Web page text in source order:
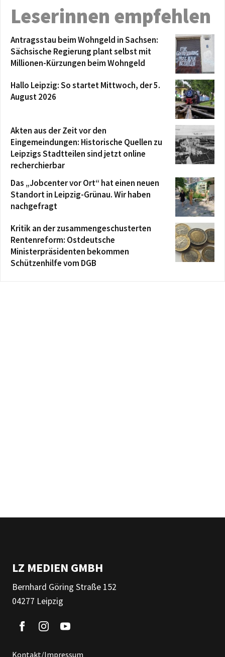
Leserinnen empfehlen
Antragsstau beim Wohngeld in Sachsen:
Sächsische Regierung plant selbst mit
Millionen-Kürzungen beim Wohngeld
Hallo Leipzig: So startet Mittwoch, der 5.
August 2026
Akten aus der Zeit vor den
Eingemeindungen: Historische Quellen zu
Leipzigs Stadtteilen sind jetzt online
recherchierbar
Das „Jobcenter vor Ort“ hat einen neuen
Standort in Leipzig-Grünau. Wir haben
nachgefragt
Kritik an der zusammengeschusterten
Rentenreform: Ostdeutsche
Ministerpräsidenten bekommen
Schützenhilfe vom DGB
LZ MEDIEN GMBH
Bernhard Göring Straße 152
04277 Leipzig
Kontakt/Impressum